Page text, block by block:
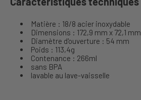
Matière : 18/8 acier inoxydable
Dimensions : 172,9 mm x 72,1 mm
Diamètre d'ouverture : 54 mm
Poids : 113,4g
Contenance : 266ml
sans BPA
lavable au lave-vaisselle